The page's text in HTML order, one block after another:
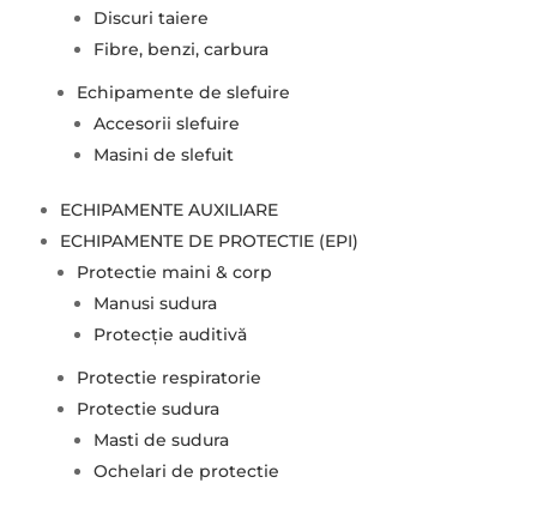
Discuri taiere
Fibre, benzi, carbura
Echipamente de slefuire
Accesorii slefuire
Masini de slefuit
ECHIPAMENTE AUXILIARE
ECHIPAMENTE DE PROTECTIE (EPI)
Protectie maini & corp
Manusi sudura
Protecție auditivă
Protectie respiratorie
Protectie sudura
Masti de sudura
Ochelari de protectie